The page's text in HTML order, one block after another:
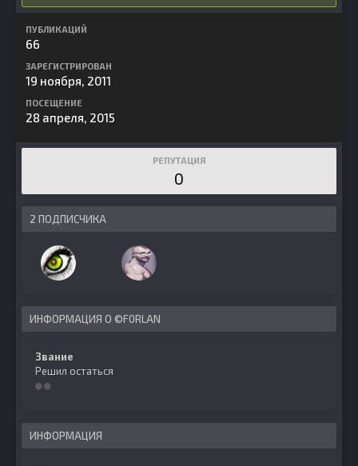
ПУБЛИКАЦИЙ
66
ЗАРЕГИСТРИРОВАН
19 ноября, 2011
ПОСЕЩЕНИЕ
28 апреля, 2015
РЕПУТАЦИЯ
0
2 ПОДПИСЧИКА
ИНФОРМАЦИЯ О ©F0RLAN
Звание
Решил остаться
ИНФОРМАЦИЯ